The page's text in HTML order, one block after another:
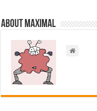
About Maximal